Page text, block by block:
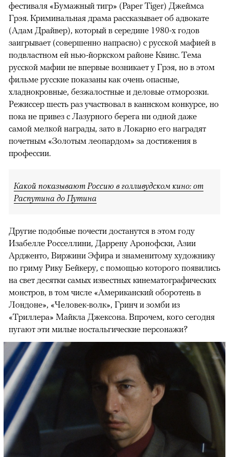
фестиваля «Бумажный тигр» (Paper Tiger) Джеймса
Грэя. Криминальная драма рассказывает об адвокате
(Адам Драйвер), который в середине 1980-х годов
заигрывает (совершенно напрасно) с русской мафией в
подвластном ей нью-йоркском районе Квинс. Тема
русской мафии не впервые возникает у Грэя, но в этом
фильме русские показаны как очень опасные,
хладнокровные, безжалостные и деловые отморозки.
Режиссер шесть раз участвовал в каннском конкурсе, но
пока не привез с Лазурного берега ни одной даже
самой мелкой награды, зато в Локарно его наградят
почетным «Золотым леопардом» за достижения в
профессии.
Какой показывают Россию в голливудском кино: от
Распутина до Путина
Другие подобные почести достанутся в этом году
Изабелле Росселлини, Даррену Аронофски, Азии
Ардженто, Виржини Эфира и знаменитому художнику
по гриму Рику Бейкеру, с помощью которого появились
на свет десятки самых известных кинематографических
монстров, в том числе «Американский оборотень в
Лондоне», «Человек-волк», Гринч и зомби из
«Триллера» Майкла Джексона. Впрочем, кого сегодня
пугают эти милые ностальгические персонажи?